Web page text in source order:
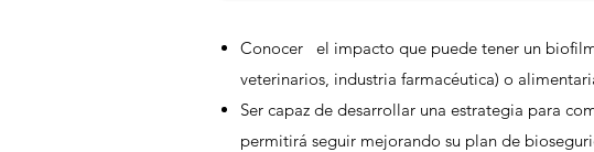
Conocer el impacto que puede tener un
veterinarios, industria farmacéutica) o
Ser capaz de desarrollar una estrategia para
permitirá seguir mejorando su plan de